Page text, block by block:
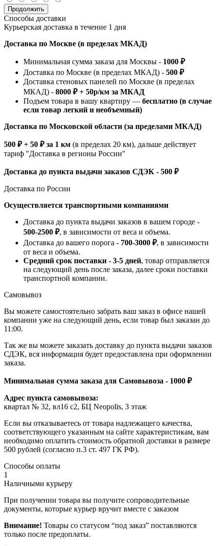
Продолжить
Способы доставки
Курьерская доставка в течение 1 дня
Доставка по Москве (в пределах МКАД)
Минимальная сумма заказа для Москвы - 1000 ₽
Доставка по Москве (в пределах МКАД) - 500 ₽
Доставка стеновых панелей по Москве (в пределах
МКАД) - 8000 ₽ + 50р/км за МКАД
Подъем товара в вашу квартиру — бесплатно (в случае
если товар легкий и необъемный)
Доставка по Московской области (за пределами МКАД)
500 ₽ + 50 ₽ за 1 км (в пределах 20 км), дальше действует
тариф "Доставка в регионы России"
Доставка до пункта выдачи заказов СДЭК - 500 ₽
Доставка по России
Осуществляется транспортными компаниями
Доставка до пункта выдачи заказов в вашем городе -
500-2500 ₽, в зависимости от веса и объема.
Доставка до вашего порога - 700-3000 ₽, в зависимости
от веса и объема.
Средний срок поставки - 3-5 дней, товар отправляется
на следующий день после заказа, далее сроки поставки
транспортной компании.
Самовывоз
Вы можете самостоятельно забрать ваш заказ в офисе нашей
компании уже на следующий день, если товар был заказан до
11:00.
Так же вы можете заказать доставку до пункта выдачи заказов
СДЭК, вся информация будет предоставлена при оформлении
заказа.
Минимальная сумма заказа для Самовывоза - 1000 ₽
Адрес пункта самовывоза:
квартал № 32, вл16 с2, БЦ Neopolis, 3 этаж
Если вы отказываетесь от товара надлежащего качества,
соответствующего указанным на сайте характеристикам, вам
необходимо оплатить стоимость обратной доставки в размере
500 рублей (согласно п.3 ст. 497 ГК РФ).
Способы оплаты
1
Наличными курьеру
При получении товара вы получите сопроводительные
документы, которые курьер вручит вместе с заказом
Внимание! Товары со статусом “под заказ” поставляются
только после предоплаты.